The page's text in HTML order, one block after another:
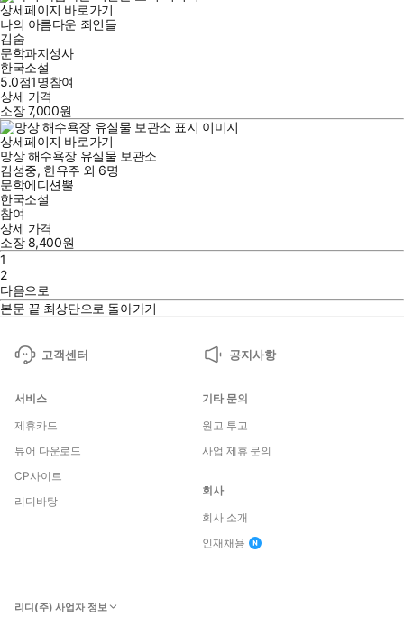
상세페이지 바로가기
나의 아름다운 죄인들
김숨
문학과지성사
한국소설
5.0점1명참여
상세 가격
소장7,000원
상세페이지 바로가기
망상 해수욕장 유실물 보관소
김성중, 한유주 외 6명
문학에디션뿔
한국소설
참여
상세 가격
소장 8,400원
1
2
다음으로
본문 끝 최상단으로 돌아가기
고객센터 공지사항
서비스
제휴카드
뷰어 다운로드
CP사이트
리디바탕
기타 문의
원고 투고
사업 제휴 문의
회사
회사 소개
인재채용
리디(주) 사업자 정보